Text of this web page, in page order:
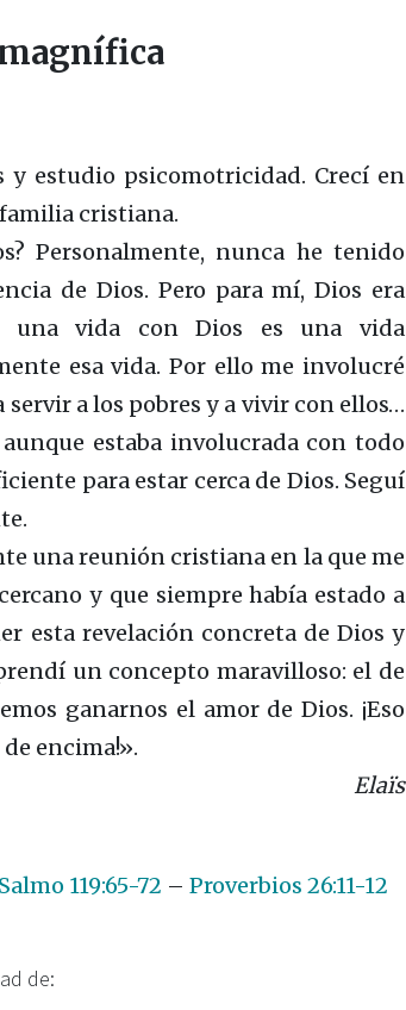
y estudio psicomotricidad. Crecí en
cristiana.
Personalmente, nunca he tenido
de Dios. Pero para mí, Dios era
una vida con Dios es una vida
esa vida. Por ello me involucré
a los pobres y a vivir con ellos…
estaba involucrada con todo
para estar cerca de Dios. Seguí
una reunión cristiana en la que me
y que siempre había estado a
esta revelación concreta de Dios y
un concepto maravilloso: el de
ganarnos el amor de Dios. ¡Eso
encima!».
Elaïs
Salmo 119:65-72 – Proverbios 26:11-12
de: